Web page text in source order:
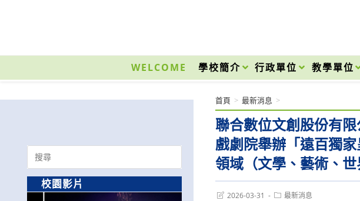
內
WELCOME 學校簡介 行政單位 教學單位
聯合數位文創股份有
戲劇院舉辦「遠百獨
領域（文學、藝術、
首頁 > 最新消息 >
Post2026-03-31
Post最新消息
Search
for:
校園影片